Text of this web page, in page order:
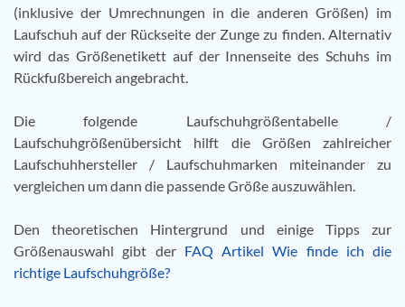
(inklusive der Umrechnungen in die anderen Größen) im
Laufschuh auf der Rückseite der Zunge zu finden. Alternativ
wird das Größenetikett auf der Innenseite des Schuhs im
Rückfußbereich angebracht.
Die folgende Laufschuhgrößentabelle /
Laufschuhgrößenübersicht hilft die Größen zahlreicher
Laufschuhhersteller / Laufschuhmarken miteinander zu
vergleichen um dann die passende Größe auszuwählen.
Den theoretischen Hintergrund und einige Tipps zur
Größenauswahl gibt der FAQ Artikel Wie finde ich die
richtige Laufschuhgröße?